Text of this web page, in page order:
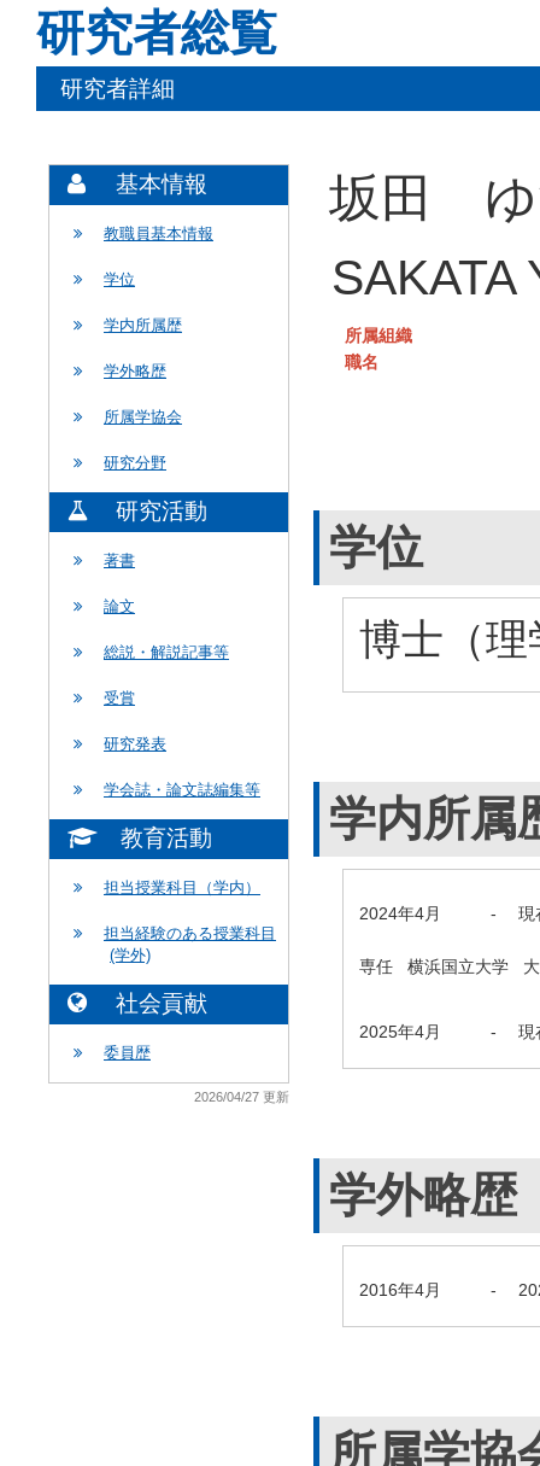
研究者総覧
研究者詳細
基本情報
教職員基本情報
学位
学内所属歴
学外略歴
所属学協会
研究分野
研究活動
著書
論文
総説・解説記事等
受賞
研究発表
学会誌・論文誌編集等
教育活動
担当授業科目（学内）
担当経験のある授業科目
(学外)
社会貢献
委員歴
2026/04/27 更新
坂田 ゆ
SAKATA
所属組織
職名
学位
博士（
学内所属
2024年4月 - 現
専任 横浜国立大学
2025年4月 - 現
学外略歴
2016年4月 -
所属学協